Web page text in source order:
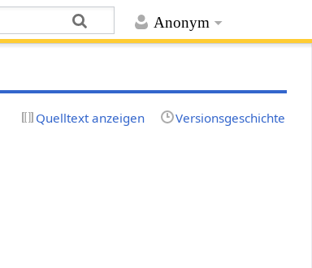
Anonym
Quelltext anzeigen Versionsgeschichte